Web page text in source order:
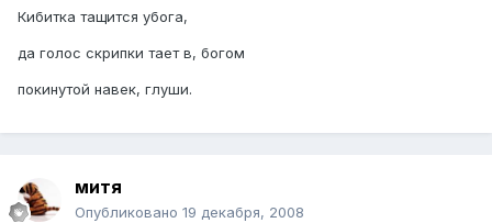
Кибитка тащится убога,
да голос скрипки тает в, богом
покинутой навек, глуши.
митя
Опубликовано 19 декабря, 2008